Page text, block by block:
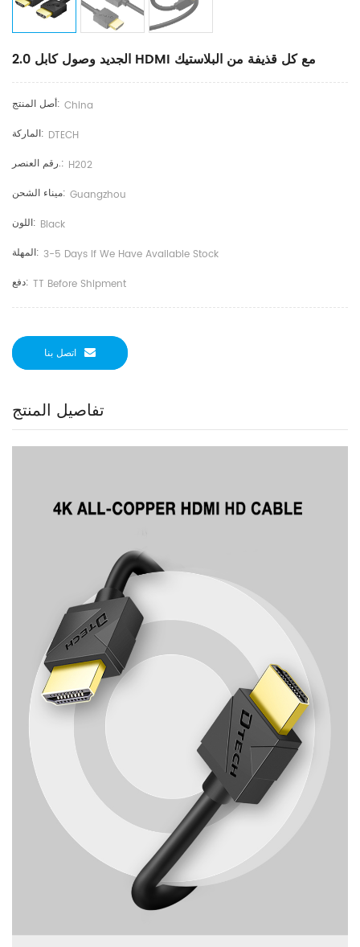
الجديد وصول كابل 2.0 HDMI مع كل قذيفة من البلاستيك
أصل المنتج: China
الماركة: DTECH
رقم العنصر.: H202
ميناء الشحن: Guangzhou
اللون: Black
المهلة: 3-5 Days If We Have Available Stock
دفع: TT Before Shipment
اتصل بنا
تفاصيل المنتج